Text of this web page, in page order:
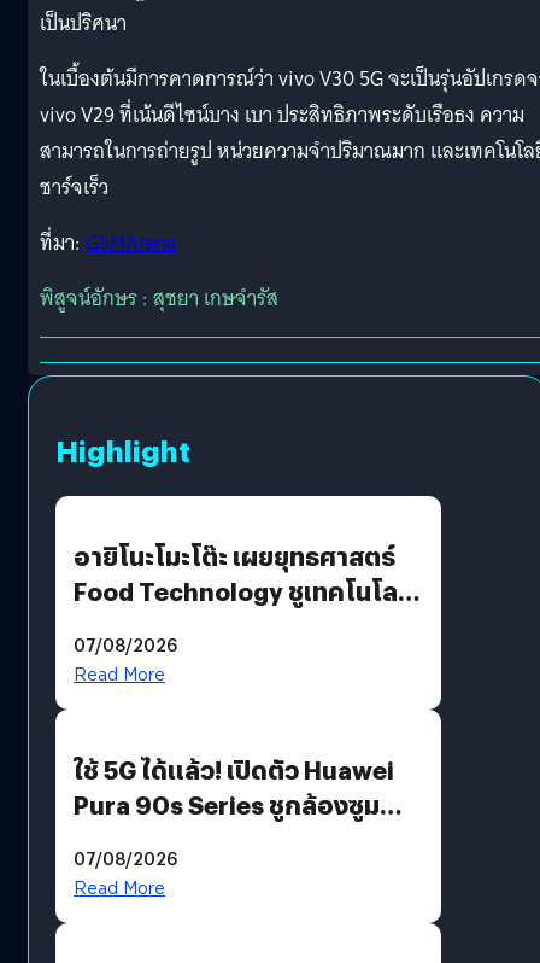
เป็นปริศนา
ในเบื้องต้นมีการคาดการณ์ว่า vivo V30 5G จะเป็นรุ่นอัปเกรด
vivo V29 ที่เน้นดีไซน์บาง เบา ประสิทธิภาพระดับเรือธง ความ
สามารถในการถ่ายรูป หน่วยความจำปริมาณมาก และเทคโนโ
ชาร์จเร็ว
ที่มา: GSMArena
พิสูจน์อักษร : สุชยา เกษจำรัส
Highlight
อายิโนะโมะโต๊ะ เผยยุทธศาสตร์
Food Technology ชูเทคโนโลยี
บริโภคและ B2B
07/08/2026
Read More
ใช้ 5G ได้แล้ว! เปิดตัว Huawei
Pura 90s Series ชูกล้องซูม
07/08/2026
Read More